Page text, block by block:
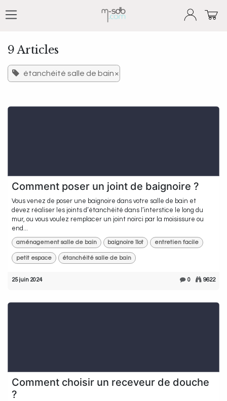
9 Articles
étanchéité salle de bain×
Comment poser un joint de baignoire ?
Vous venez de poser une baignoire dans votre salle de bain et
devez réaliser les joints d’étanchéité dans l’interstice le long du
mur, ou vous voulez remplacer un joint noirci par la moisissure ou
end...
aménagement salle de bain baignoire îlot entretien facile
petit espace étanchéité salle de bain
25 juin 2024 0 9622
Comment choisir un receveur de douche
?